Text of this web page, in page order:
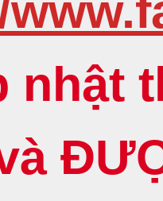
nhật